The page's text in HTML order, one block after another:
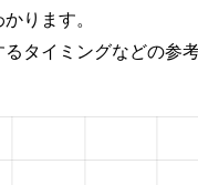
ります。
タイミングなどの参